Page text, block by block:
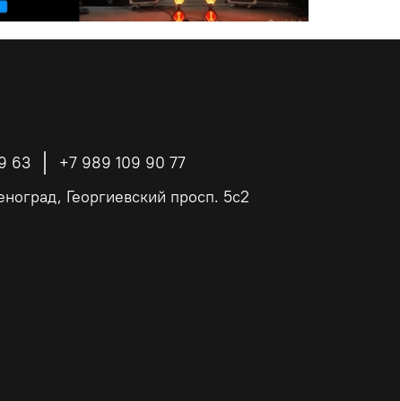
63
+7 989 109 90 77
Георгиевский просп. 5с2